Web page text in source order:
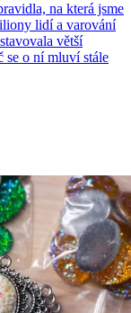
na která jsme
lidí a varování
větší
se o ní mluví stále